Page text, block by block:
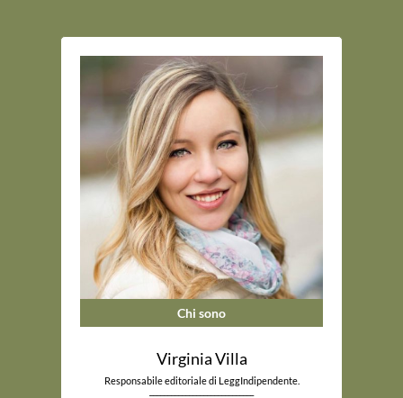
Chi sono
Virginia Villa
Responsabile editoriale di LeggIndipendente.